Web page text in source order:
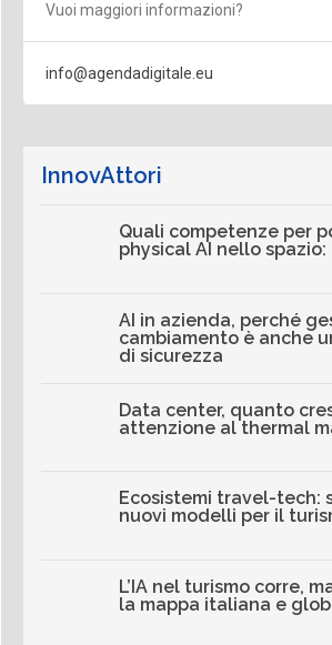
Vuoi maggiori informazioni?
info@agendadigitale.eu
InnovAttori
Quali competenze per
physical AI nello
AI in azienda, perché
cambiamento è anche
di sicurezza
Data center, quanto
attenzione al thermal
Ecosistemi travel-tech:
nuovi modelli per il
L’IA nel turismo corre,
la mappa italiana e